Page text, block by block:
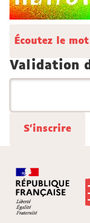
Écoutez le
Validation